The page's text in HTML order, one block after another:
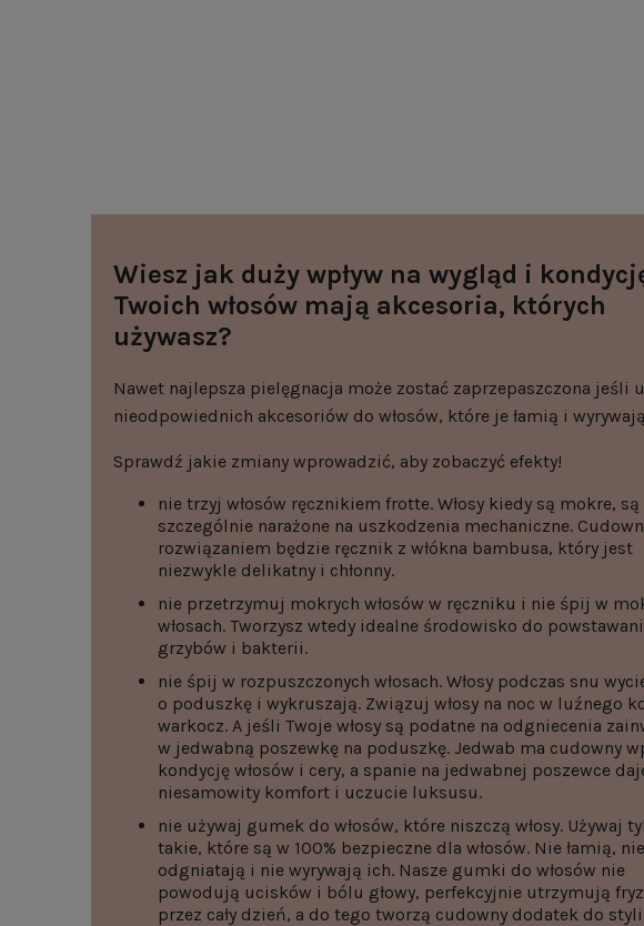
Wiesz jak duży wpływ na wygląd i
Twoich włosów mają akcesoria, których
używasz?
Nawet najlepsza pielęgnacja może zostać zaprzepaszczona jeśli
nieodpowiednich akcesoriów do włosów, które je łamią i
Sprawdź jakie zmiany wprowadzić, aby zobaczyć efekty!
nie trzyj włosów ręcznikiem frotte. Włosy kiedy są mokre, są
szczególnie narażone na uszkodzenia mechaniczne.
rozwiązaniem będzie ręcznik z włókna bambusa, który jest
niezwykle delikatny i chłonny.
nie przetrzymuj mokrych włosów w ręczniku i nie śpij w
włosach. Tworzysz wtedy idealne środowisko do
grzybów i bakterii.
nie śpij w rozpuszczonych włosach. Włosy podczas snu
o poduszkę i wykruszają. Związuj włosy na noc w luźnego
warkocz. A jeśli Twoje włosy są podatne na odgniecenia
w jedwabną poszewkę na poduszkę. Jedwab ma cudowny
kondycję włosów i cery, a spanie na jedwabnej poszewce
niesamowity komfort i uczucie luksusu.
nie używaj gumek do włosów, które niszczą włosy. Używaj
takie, które są w 100% bezpieczne dla włosów. Nie łamią, nie
odgniatają i nie wyrywają ich. Nasze gumki do włosów nie
powodują ucisków i bólu głowy, perfekcyjnie utrzymują
przez cały dzień, a do tego tworzą cudowny dodatek do